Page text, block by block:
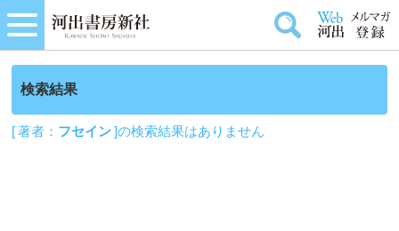
検索結果
[ 著者： フセイン]の検索結果はありません